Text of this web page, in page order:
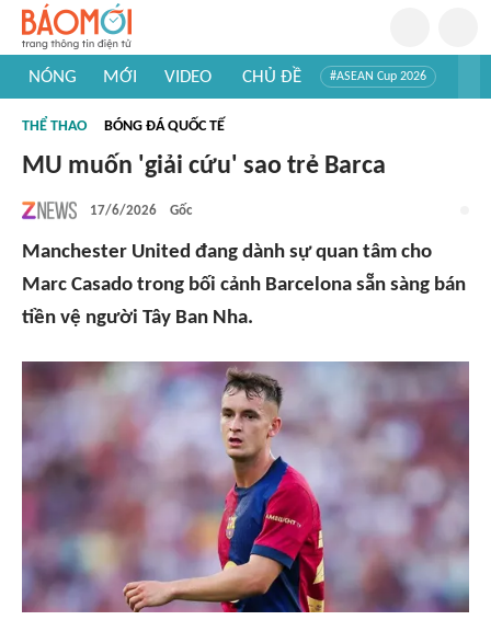
NÓNG MỚI VIDEO CHỦ ĐỀ #ASEAN Cup 2026
#Khám phá thế giới
THỂ THAO BÓNG ĐÁ QUỐC TẾ
MU muốn 'giải cứu' sao trẻ Barca
17/6/2026 Gốc
Manchester United đang dành sự quan tâm cho
Marc Casado trong bối cảnh Barcelona sẵn sàng bán
tiền vệ người Tây Ban Nha.